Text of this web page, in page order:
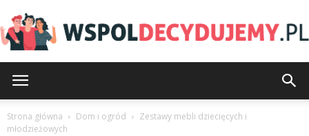
Strona główna Dom i ogród
Zestawy mebli dziecięcych i
młodzieżowych